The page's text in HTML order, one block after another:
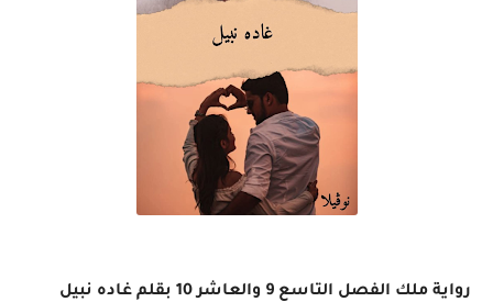
رواية ملك الفصل التاسع 9 والعاشر 10 بقلم غاده نبيل